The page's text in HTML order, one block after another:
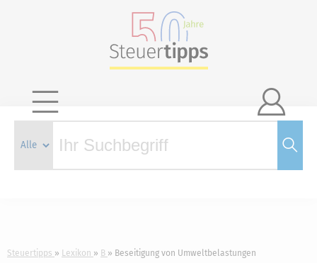

Steuertipps Lexikon B Beseitigung von Umweltbelastungen